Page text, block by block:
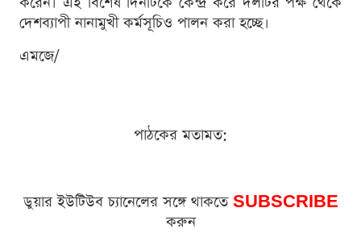
দেশব্যাপী নানামুখী কর্মসূচিও পালন করা হচ্ছে।
এমজে/
পাঠকের মতামত:
ডুয়ার ইউটিউব চ্যানেলের সঙ্গে থাকতে SUBSCRIBE
করুন